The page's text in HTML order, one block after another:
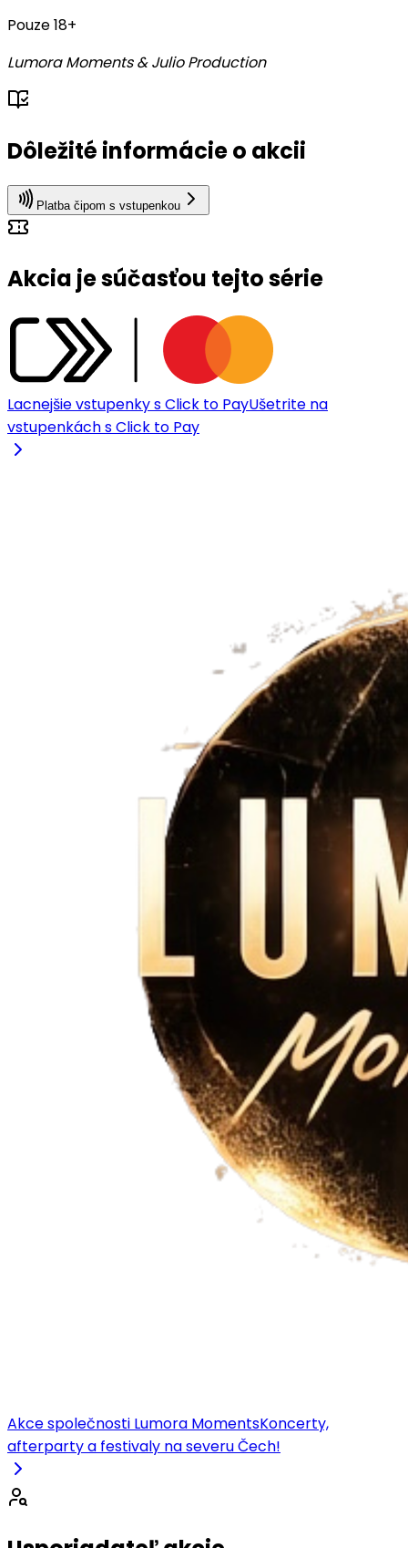
Pouze 18+
Lumora Moments & Julio Production
Dôležité informácie o akcii
Platba čipom s vstupenkou
Akcia je súčasťou tejto série
Lacnejšie vstupenky s Click to PayUšetrite na
vstupenkách s Click to Pay
Akce společnosti Lumora MomentsKoncerty,
afterparty a festivaly na severu Čech!